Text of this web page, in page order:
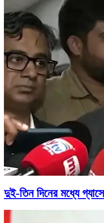
দুই-তিন দিনের মধ্যে